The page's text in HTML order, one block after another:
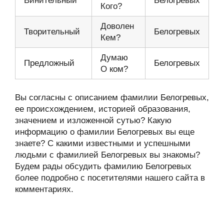
Кого?
Творительный
Доволен
Кем?
Белогревых
Предложный
Думаю
О ком?
Белогревых
Вы согласны с описанием фамилии Белогревых,
ее происхождением, историей образования,
значением и изложенной сутью? Какую
информацию о фамилии Белогревых вы еще
знаете? С какими известными и успешными
людьми с фамилией Белогревых вы знакомы?
Будем рады обсудить фамилию Белогревых
более подробно с посетителями нашего сайта в
комментариях.